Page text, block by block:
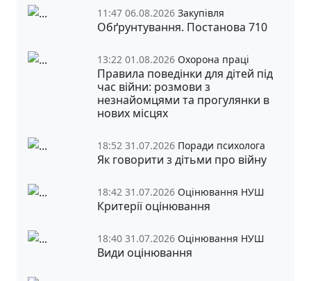
11:47 06.08.2026 Закупівля
Обґрунтування. Постанова 710
13:22 01.08.2026 Охорона праці
Правила поведінки для дітей під
час війни: розмови з
незнайомцями та прогулянки в
нових місцях
18:52 31.07.2026 Поради психолога
Як говорити з дітьми про війну
18:42 31.07.2026 Оцінювання НУШ
Критерії оцінювання
18:40 31.07.2026 Оцінювання НУШ
Види оцінювання